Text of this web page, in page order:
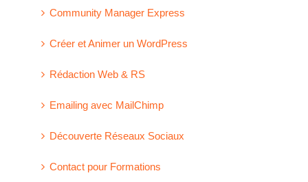
Community Manager Express
Créer et Animer un WordPress
Rédaction Web & RS
Emailing avec MailChimp
Découverte Réseaux Sociaux
Contact pour Formations